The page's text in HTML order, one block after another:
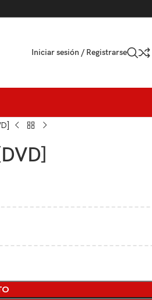
Iniciar sesión / Registrarse